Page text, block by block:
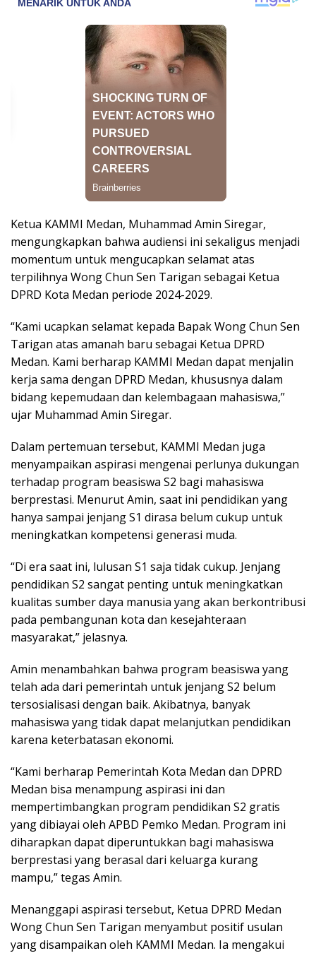
Ketua KAMMI Medan, Muhammad Amin Siregar,
mengungkapkan bahwa audiensi ini sekaligus menjadi
momentum untuk mengucapkan selamat atas
terpilihnya Wong Chun Sen Tarigan sebagai Ketua
DPRD Kota Medan periode 2024-2029.
“Kami ucapkan selamat kepada Bapak Wong Chun Sen
Tarigan atas amanah baru sebagai Ketua DPRD
Medan. Kami berharap KAMMI Medan dapat menjalin
kerja sama dengan DPRD Medan, khususnya dalam
bidang kepemudaan dan kelembagaan mahasiswa,”
ujar Muhammad Amin Siregar.
Dalam pertemuan tersebut, KAMMI Medan juga
menyampaikan aspirasi mengenai perlunya dukungan
terhadap program beasiswa S2 bagi mahasiswa
berprestasi. Menurut Amin, saat ini pendidikan yang
hanya sampai jenjang S1 dirasa belum cukup untuk
meningkatkan kompetensi generasi muda.
“Di era saat ini, lulusan S1 saja tidak cukup. Jenjang
pendidikan S2 sangat penting untuk meningkatkan
kualitas sumber daya manusia yang akan berkontribusi
pada pembangunan kota dan kesejahteraan
masyarakat,” jelasnya.
Amin menambahkan bahwa program beasiswa yang
telah ada dari pemerintah untuk jenjang S2 belum
tersosialisasi dengan baik. Akibatnya, banyak
mahasiswa yang tidak dapat melanjutkan pendidikan
karena keterbatasan ekonomi.
“Kami berharap Pemerintah Kota Medan dan DPRD
Medan bisa menampung aspirasi ini dan
mempertimbangkan program pendidikan S2 gratis
yang dibiayai oleh APBD Pemko Medan. Program ini
diharapkan dapat diperuntukkan bagi mahasiswa
berprestasi yang berasal dari keluarga kurang
mampu,” tegas Amin.
Menanggapi aspirasi tersebut, Ketua DPRD Medan
Wong Chun Sen Tarigan menyambut positif usulan
yang disampaikan oleh KAMMI Medan. Ia mengakui